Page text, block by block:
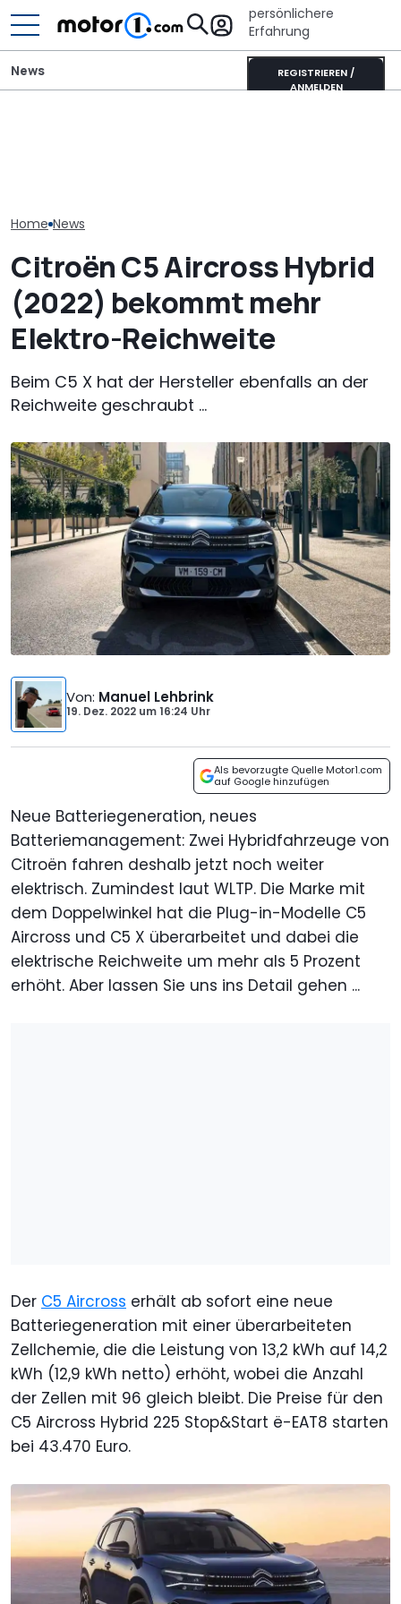
persönlichere
Erfahrung
REGISTRIEREN /
ANMELDEN
News
Home News
Citroën C5 Aircross Hybrid
(2022) bekommt mehr
Elektro-Reichweite
Beim C5 X hat der Hersteller ebenfalls an der
Reichweite geschraubt ...
Von: Manuel Lehbrink
19. Dez. 2022 um16:24 Uhr
Als bevorzugte Quelle Motor1.com
auf Google hinzufügen
Neue Batteriegeneration, neues
Batteriemanagement: Zwei Hybridfahrzeuge von
Citroën fahren deshalb jetzt noch weiter
elektrisch. Zumindest laut WLTP. Die Marke mit
dem Doppelwinkel hat die Plug-in-Modelle C5
Aircross und C5 X überarbeitet und dabei die
elektrische Reichweite um mehr als 5 Prozent
erhöht. Aber lassen Sie uns ins Detail gehen ...
Der C5 Aircross erhält ab sofort eine neue
Batteriegeneration mit einer überarbeiteten
Zellchemie, die die Leistung von 13,2 kWh auf 14,2
kWh (12,9 kWh netto) erhöht, wobei die Anzahl
der Zellen mit 96 gleich bleibt. Die Preise für den
C5 Aircross Hybrid 225 Stop&Start ë-EAT8 starten
bei 43.470 Euro.